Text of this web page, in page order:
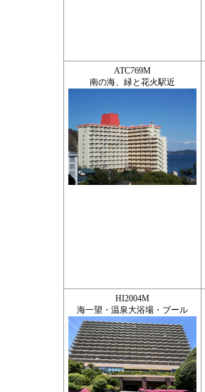
ATC769M
南の海、緑と花火駅近
HI2004M
海一望・温泉大浴場・ブール